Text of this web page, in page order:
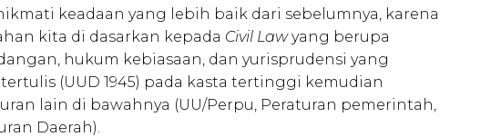
keadaan yang lebih baik dari sebelumnya, karena
kita di dasarkan kepada Civil Lawyang berupa
hukum kebiasaan, dan yurisprudensi yang
(UUD 1945) pada kasta tertinggi kemudian
lain di bawahnya (UU/Perpu, Peraturan pemerintah,
Daerah).